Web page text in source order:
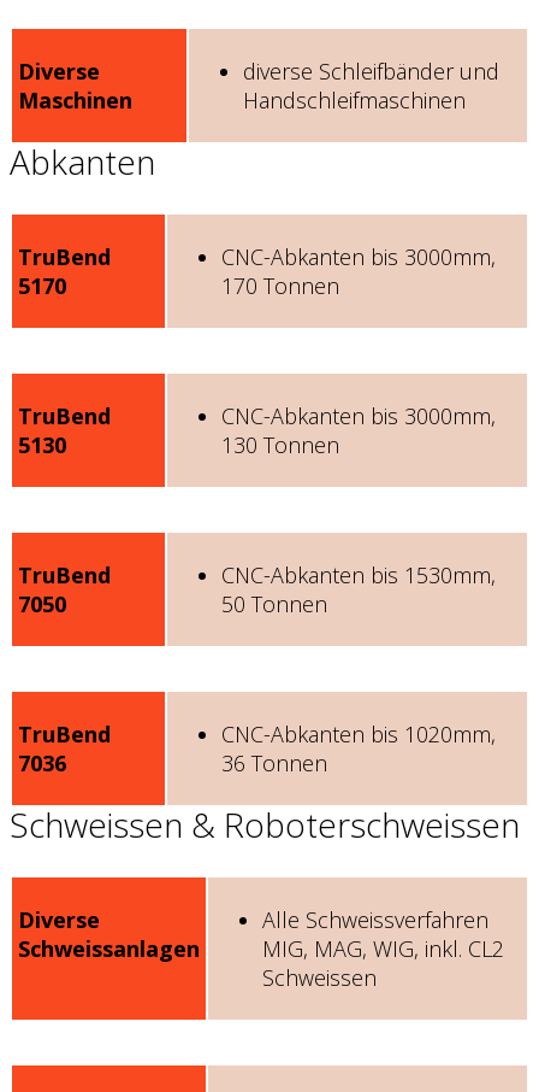
Diverse
Maschinen
diverse Schleifbänder und
Handschleifmaschinen
Abkanten
TruBend
5170
CNC-Abkanten bis 3000mm,
170 Tonnen
TruBend
5130
CNC-Abkanten bis 3000mm,
130 Tonnen
TruBend
7050
CNC-Abkanten bis 1530mm,
50 Tonnen
TruBend
7036
CNC-Abkanten bis 1020mm,
36 Tonnen
Schweissen & Roboterschweissen
Diverse
Schweissanlagen
Alle Schweissverfahren
MIG, MAG, WIG, inkl. CL2
Schweissen